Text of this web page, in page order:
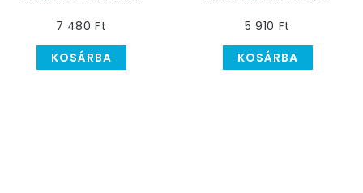
7 480 Ft
KOSÁRBA
5 910 Ft
KOSÁRBA